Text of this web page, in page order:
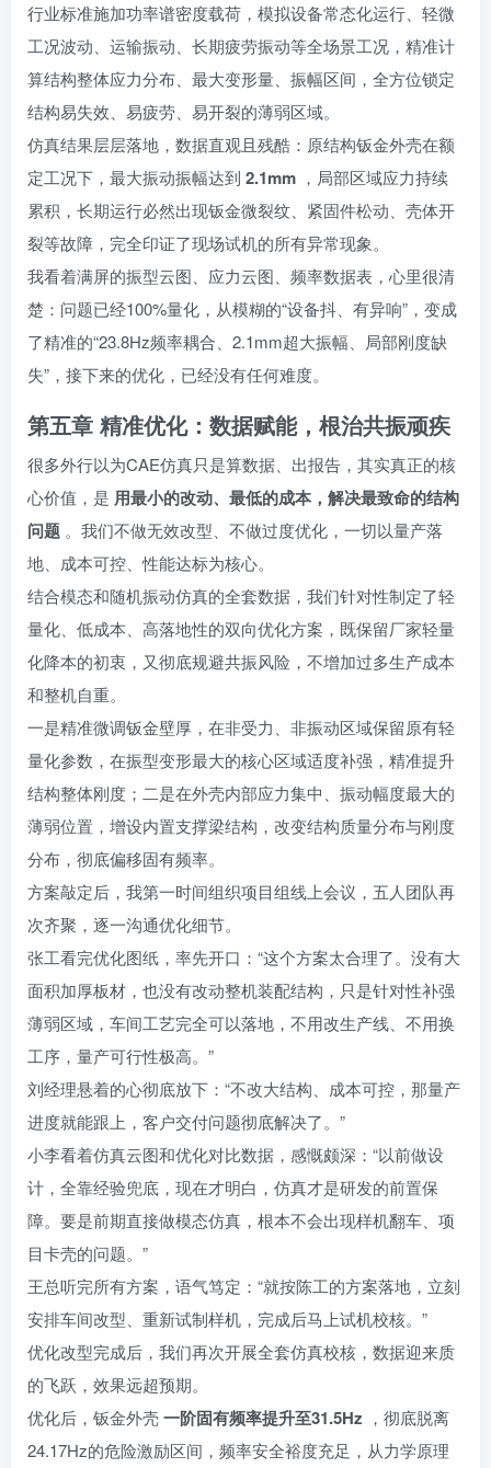
行业标准施加功率谱密度载荷，模拟设备常态化运行、轻微
工况波动、运输振动、长期疲劳振动等全场景工况，精准计
算结构整体应力分布、最大变形量、振幅区间，全方位锁定
结构易失效、易疲劳、易开裂的薄弱区域。
仿真结果层层落地，数据直观且残酷：原结构钣金外壳在额
定工况下，最大振动振幅达到 2.1mm ，局部区域应力持续
累积，长期运行必然出现钣金微裂纹、紧固件松动、壳体开
裂等故障，完全印证了现场试机的所有异常现象。
我看着满屏的振型云图、应力云图、频率数据表，心里很清
楚：问题已经100%量化，从模糊的“设备抖、有异响”，变成
了精准的“23.8Hz频率耦合、2.1mm超大振幅、局部刚度缺
失”，接下来的优化，已经没有任何难度。
第五章 精准优化：数据赋能，根治共振顽疾
很多外行以为CAE仿真只是算数据、出报告，其实真正的核
心价值，是 用最小的改动、最低的成本，解决最致命的结构
问题 。我们不做无效改型、不做过度优化，一切以量产落
地、成本可控、性能达标为核心。
结合模态和随机振动仿真的全套数据，我们针对性制定了轻
量化、低成本、高落地性的双向优化方案，既保留厂家轻量
化降本的初衷，又彻底规避共振风险，不增加过多生产成本
和整机自重。
一是精准微调钣金壁厚，在非受力、非振动区域保留原有轻
量化参数，在振型变形最大的核心区域适度补强，精准提升
结构整体刚度；二是在外壳内部应力集中、振动幅度最大的
薄弱位置，增设内置支撑梁结构，改变结构质量分布与刚度
分布，彻底偏移固有频率。
方案敲定后，我第一时间组织项目组线上会议，五人团队再
次齐聚，逐一沟通优化细节。
张工看完优化图纸，率先开口：“这个方案太合理了。没有大
面积加厚板材，也没有改动整机装配结构，只是针对性补强
薄弱区域，车间工艺完全可以落地，不用改生产线、不用换
工序，量产可行性极高。”
刘经理悬着的心彻底放下：“不改大结构、成本可控，那量产
进度就能跟上，客户交付问题彻底解决了。”
小李看着仿真云图和优化对比数据，感慨颇深：“以前做设
计，全靠经验兜底，现在才明白，仿真才是研发的前置保
障。要是前期直接做模态仿真，根本不会出现样机翻车、项
目卡壳的问题。”
王总听完所有方案，语气笃定：“就按陈工的方案落地，立刻
安排车间改型、重新试制样机，完成后马上试机校核。”
优化改型完成后，我们再次开展全套仿真校核，数据迎来质
的飞跃，效果远超预期。
优化后，钣金外壳一阶固有频率提升至31.5Hz ，彻底脱离
24.17Hz的危险激励区间，频率安全裕度充足，从力学原理